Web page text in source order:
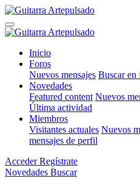
Inicio
Foros
Nuevos mensajes Buscar en
Novedades
Featured content Nuevos
Última actividad
Miembros
Visitantes actuales Nuevos
mensajes de perfil
Acceder Regístrate
Novedades Buscar